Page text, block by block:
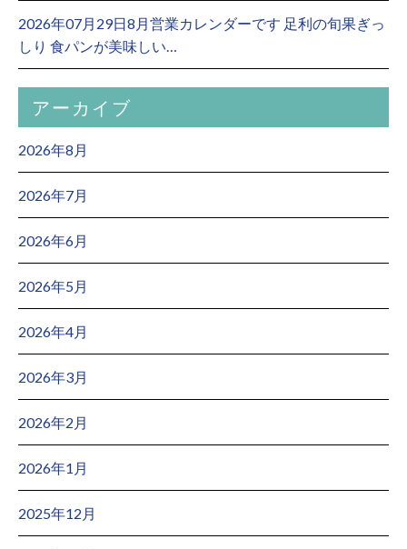
2026年07月29日8月営業カレンダーです 足利の旬果ぎっ
しり 食パンが美味しい…
アーカイブ
2026年8月
2026年7月
2026年6月
2026年5月
2026年4月
2026年3月
2026年2月
2026年1月
2025年12月